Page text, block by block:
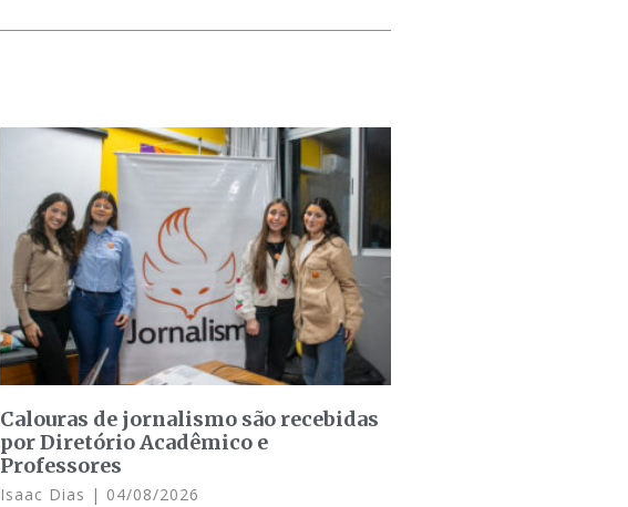
Calouras de jornalismo são recebidas
por Diretório Acadêmico e
Professores
Isaac Dias 04/08/2026